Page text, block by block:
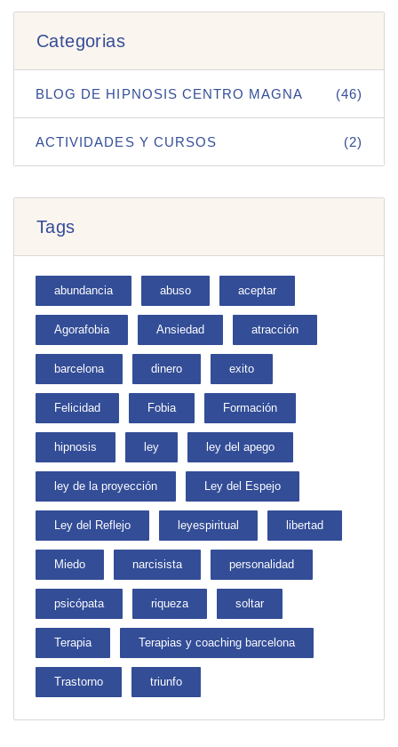
Categorias
BLOG DE HIPNOSIS CENTRO MAGNA (46)
ACTIVIDADES Y CURSOS (2)
Tags
abundancia abuso aceptar
Agorafobia Ansiedad atracción
barcelona dinero exito
Felicidad Fobia Formación
hipnosis ley ley del apego
ley de la proyección Ley del Espejo
Ley del Reflejo leyespiritual libertad
Miedo narcisista personalidad
psicópata riqueza soltar
Terapia Terapias y coaching barcelona
Trastorno triunfo